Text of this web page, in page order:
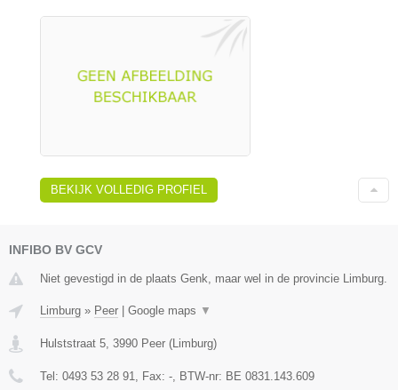
BEKIJK VOLLEDIG PROFIEL
INFIBO BV GCV
Niet gevestigd in de plaats Genk, maar wel in de provincie Limburg.
Limburg » Peer Google maps ▼
Hulststraat 5, 3990 Peer (Limburg)
Tel: 0493 53 28 91, Fax: -, BTW-nr: BE 0831.143.609